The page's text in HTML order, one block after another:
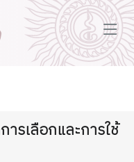
ารเลือกและการใช้